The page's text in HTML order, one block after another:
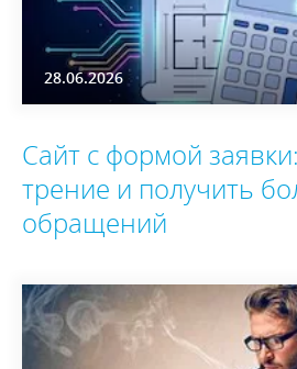
28.06.2026
Сайт с формой
трение и получить
обращений